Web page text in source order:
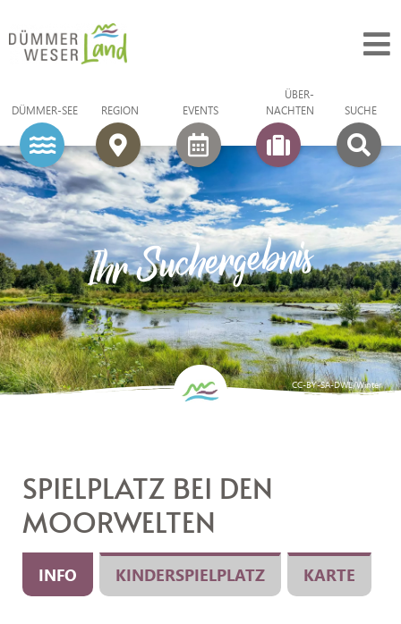
DÜMMER-SEE REGION EVENTS
ÜBER­
NACHTEN
SUCHE
Ihr Suchergebnis
CC-BY-SA-DWL/Winter
SPIELPLATZ BEI DEN
MOORWELTEN
INFO KINDERSPIELPLATZ KARTE